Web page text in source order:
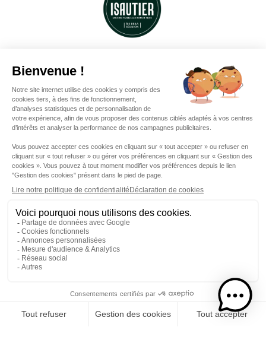
Mentions légales
Cookies
Sitemap
Protection des données
Gérer mes cookies
S'INSCRIRE À LA
NEWSLETTER
© 2026. isautier
l'abus d'alcool est dangereux pour la santé, à consommer avec
modération
This site is protected by reCAPTCHA and the Google
Avec le soutien financier de l'UE, FEADER, Département de la Réunion,